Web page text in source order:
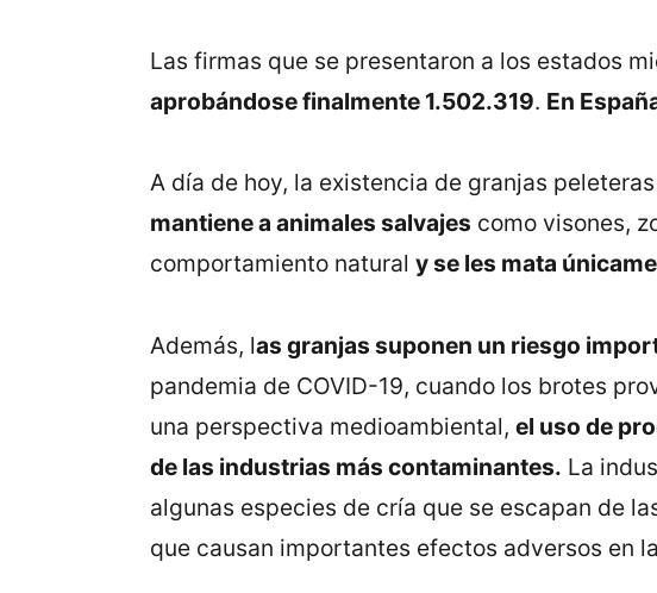
Las firmas que se presentaron a los estados
aprobándose finalmente 1.502.319. En
A día de hoy, la existencia de granjas
mantiene a animales salvajes como visones,
comportamiento natural y se les mata
Además, las granjas suponen un riesgo
pandemia de COVID-19, cuando los brotes
una perspectiva medioambiental, el uso de
de las industrias más contaminantes. La
algunas especies de cría que se escapan de
que causan importantes efectos adversos en